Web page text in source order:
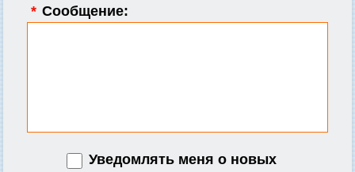
* Сообщение:
Уведомлять меня о новых